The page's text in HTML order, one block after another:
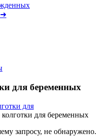
➜
для беременных
для
для беременных
запросу, не обнаружено.